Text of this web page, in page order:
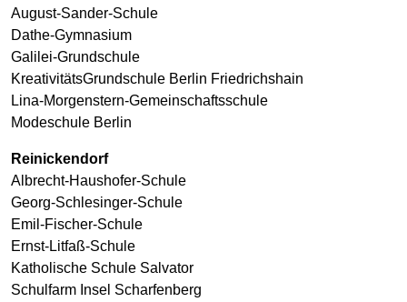
August-Sander-Schule
Dathe-Gymnasium
Galilei-Grundschule
KreativitätsGrundschule Berlin Friedrichshain
Lina-Morgenstern-Gemeinschaftsschule
Modeschule Berlin
Reinickendorf
Albrecht-Haushofer-Schule
Georg-Schlesinger-Schule
Emil-Fischer-Schule
Ernst-Litfaß-Schule
Katholische Schule Salvator
Schulfarm Insel Scharfenberg